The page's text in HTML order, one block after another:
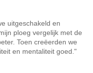
uitgeschakeld en
ploeg vergelijk met de
Toen creëerden we
en mentaliteit goed."